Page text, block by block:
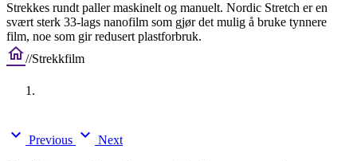
Strekkes rundt paller maskinelt og manuelt. Nordic Stretch er en
svært sterk 33-lags nanofilm som gjør det mulig å bruke tynnere
film, noe som gir redusert plastforbruk.
home//Strekkfilm
expand_more Previous expand_more Next